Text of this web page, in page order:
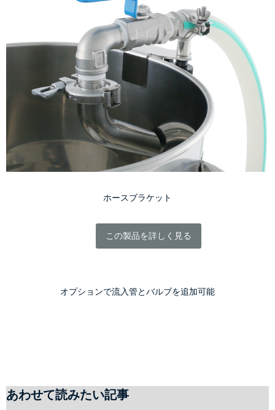
ホースブラケット
この製品を詳しく見る
オプションで流入管とバルブを追加可能
あわせて読みたい記事